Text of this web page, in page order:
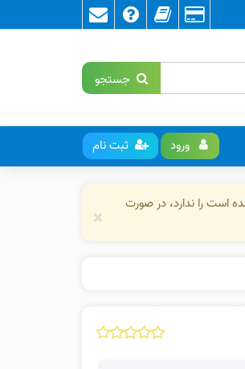
جستجو
ورود ثبت نام
است را ندارد، در صورت
×